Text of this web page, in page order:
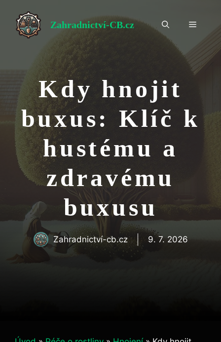
obsah
Zahradnictví-CB.cz Menu
Kdy hnojit
buxus: Klíč k
hustému a
zdravému
buxusu
Zahradnictví-cb.cz 9. 7. 2026